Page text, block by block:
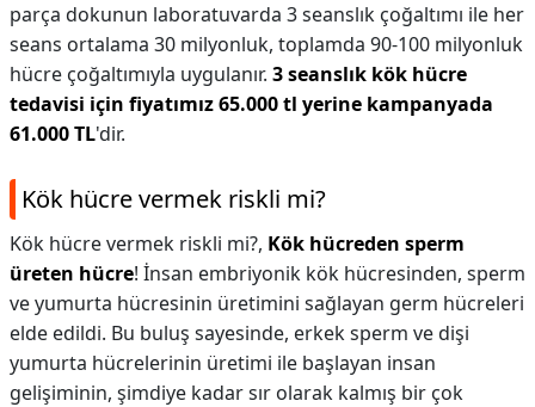
parça dokunun laboratuvarda 3 seanslık çoğaltımı ile her
seans ortalama 30 milyonluk, toplamda 90-100 milyonluk
hücre çoğaltımıyla uygulanır. 3 seanslık kök hücre
tedavisi için fiyatımız 65.000 tl yerine kampanyada
61.000 TL'dir.
Kök hücre vermek riskli mi?
Kök hücre vermek riskli mi?, Kök hücreden sperm
üreten hücre! İnsan embriyonik kök hücresinden, sperm
ve yumurta hücresinin üretimini sağlayan germ hücreleri
elde edildi. Bu buluş sayesinde, erkek sperm ve dişi
yumurta hücrelerinin üretimi ile başlayan insan
gelişiminin, şimdiye kadar sır olarak kalmış bir çok